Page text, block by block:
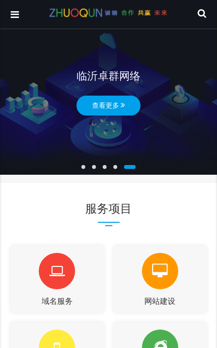
临沂卓群网络
查看更多
服务项目
域名服务 网站建设